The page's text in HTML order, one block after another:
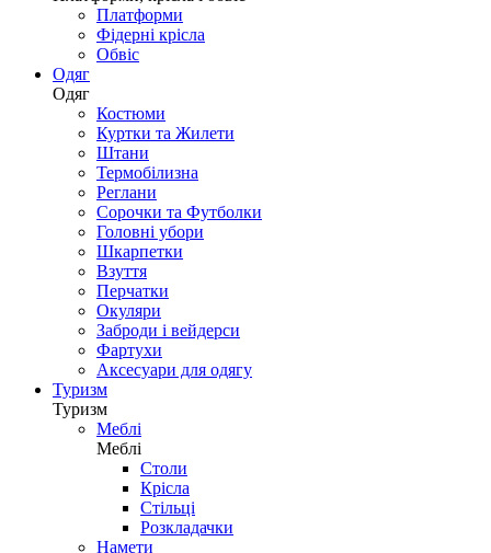
Платформи
Фідерні крісла
Обвіс
Одяг
Одяг
Костюми
Куртки та Жилети
Штани
Термобілизна
Реглани
Сорочки та Футболки
Головні убори
Шкарпетки
Взуття
Перчатки
Окуляри
Заброди і вейдерси
Фартухи
Аксесуари для одягу
Туризм
Туризм
Меблі
Меблі
Столи
Крісла
Стільці
Розкладачки
Намети